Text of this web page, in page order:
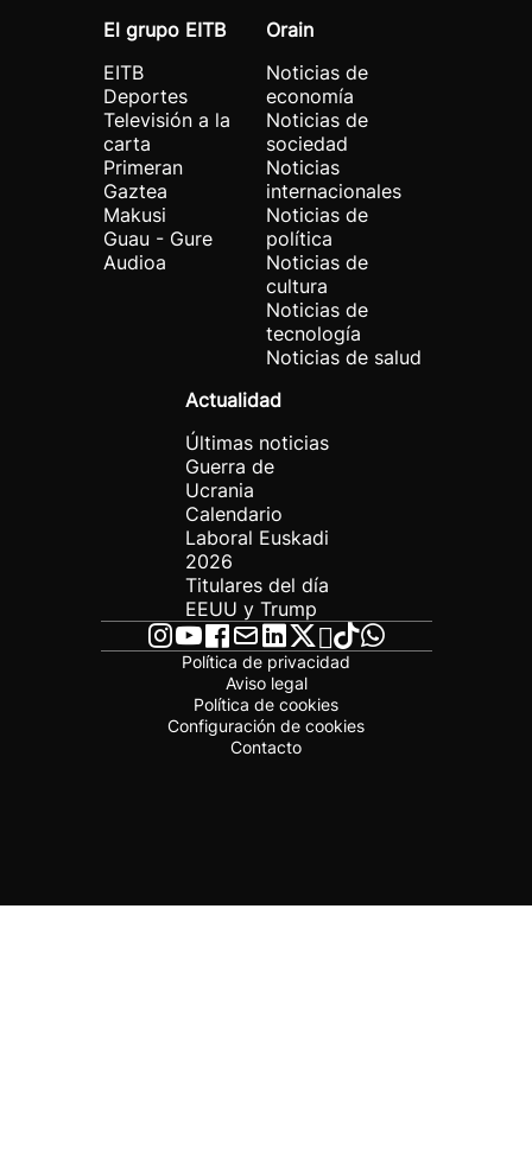
El grupo EITB
EITB
Deportes
Televisión a la
carta
Primeran
Gaztea
Makusi
Guau - Gure
Audioa
Orain
Noticias de
economía
Noticias de
sociedad
Noticias
internacionales
Noticias de
política
Noticias de
cultura
Noticias de
tecnología
Noticias de salud
Actualidad
Últimas noticias
Guerra de
Ucrania
Calendario
Laboral Euskadi
2026
Titulares del día
EEUU y Trump
Política de privacidad
Aviso legal
Política de cookies
Configuración de cookies
Contacto